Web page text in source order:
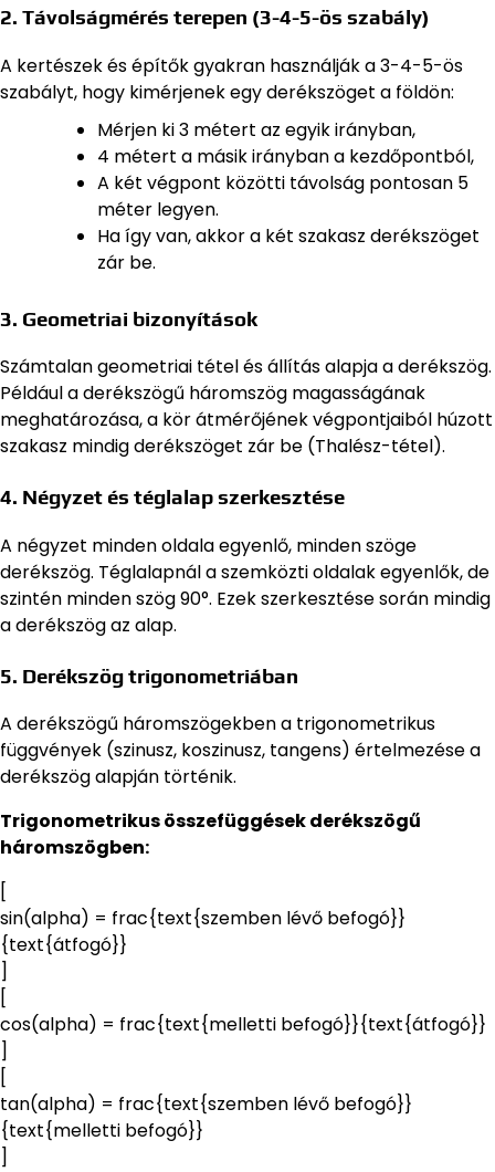
2. Távolságmérés terepen (3-4-5-ös szabály)
A kertészek és építők gyakran használják a 3-4-5-ös
szabályt, hogy kimérjenek egy derékszöget a földön:
Mérjen ki 3 métert az egyik irányban,
4 métert a másik irányban a kezdőpontból,
A két végpont közötti távolság pontosan 5
méter legyen.
Ha így van, akkor a két szakasz derékszöget
zár be.
3. Geometriai bizonyítások
Számtalan geometriai tétel és állítás alapja a derékszög.
Például a derékszögű háromszög magasságának
meghatározása, a kör átmérőjének végpontjaiból húzott
szakasz mindig derékszöget zár be (Thalész-tétel).
4. Négyzet és téglalap szerkesztése
A négyzet minden oldala egyenlő, minden szöge
derékszög. Téglalapnál a szemközti oldalak egyenlők, de
szintén minden szög 90°. Ezek szerkesztése során mindig
a derékszög az alap.
5. Derékszög trigonometriában
A derékszögű háromszögekben a trigonometrikus
függvények (szinusz, koszinusz, tangens) értelmezése a
derékszög alapján történik.
Trigonometrikus összefüggések derékszögű
háromszögben:
[
sin(alpha) = frac{text{szemben lévő befogó}}
{text{átfogó}}
]
[
cos(alpha) = frac{text{melletti befogó}}{text{átfogó}}
]
[
tan(alpha) = frac{text{szemben lévő befogó}}
{text{melletti befogó}}
]